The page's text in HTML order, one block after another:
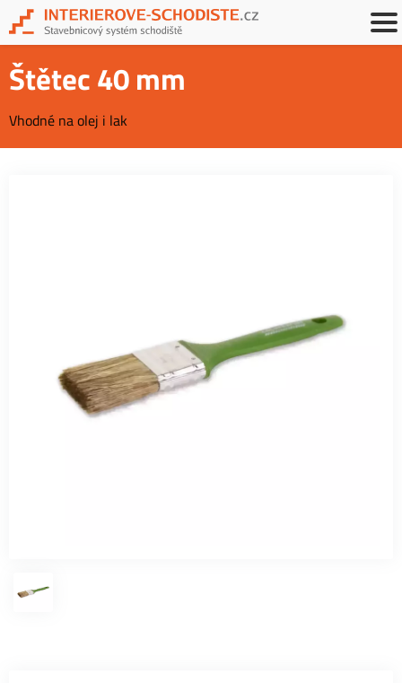
Štětec 40 mm
Vhodné na olej i lak